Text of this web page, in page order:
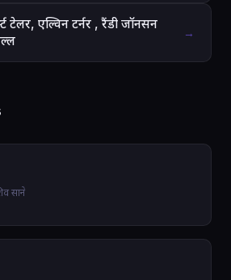
टेलर, एल्विन टर्नर , रैंडी जॉनसन
→
साने